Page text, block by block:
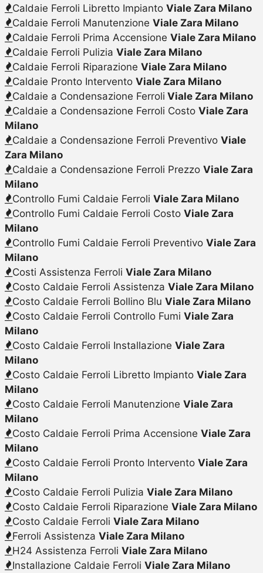
Caldaie Ferroli Libretto Impianto Viale Zara Milano
Caldaie Ferroli Manutenzione Viale Zara Milano
Caldaie Ferroli Prima Accensione Viale Zara Milano
Caldaie Ferroli Pulizia Viale Zara Milano
Caldaie Ferroli Riparazione Viale Zara Milano
Caldaie Pronto Intervento Viale Zara Milano
Caldaie a Condensazione Ferroli Viale Zara Milano
Caldaie a Condensazione Ferroli Costo Viale Zara
Milano
Caldaie a Condensazione Ferroli Preventivo Viale
Zara Milano
Caldaie a Condensazione Ferroli Prezzo Viale Zara
Milano
Controllo Fumi Caldaie Ferroli Viale Zara Milano
Controllo Fumi Caldaie Ferroli Costo Viale Zara
Milano
Controllo Fumi Caldaie Ferroli Preventivo Viale Zara
Milano
Costi Assistenza Ferroli Viale Zara Milano
Costo Caldaie Ferroli Assistenza Viale Zara Milano
Costo Caldaie Ferroli Bollino Blu Viale Zara Milano
Costo Caldaie Ferroli Controllo Fumi Viale Zara
Milano
Costo Caldaie Ferroli Installazione Viale Zara
Milano
Costo Caldaie Ferroli Libretto Impianto Viale Zara
Milano
Costo Caldaie Ferroli Manutenzione Viale Zara
Milano
Costo Caldaie Ferroli Prima Accensione Viale Zara
Milano
Costo Caldaie Ferroli Pronto Intervento Viale Zara
Milano
Costo Caldaie Ferroli Pulizia Viale Zara Milano
Costo Caldaie Ferroli Riparazione Viale Zara Milano
Costo Caldaie Ferroli Viale Zara Milano
Ferroli Assistenza Viale Zara Milano
H24 Assistenza Ferroli Viale Zara Milano
Installazione Caldaie Ferroli Viale Zara Milano